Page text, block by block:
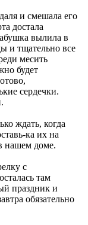
и смешала его
достала
вылила в
и тщательно все
месить
будет
сердечки.
ждать, когда
ка их на
нашем доме.
с
там
праздник и
обязательно